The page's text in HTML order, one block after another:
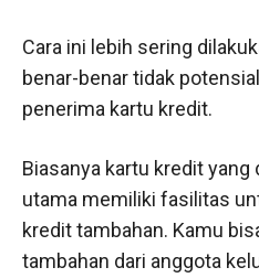
Cara ini lebih sering
benar-benar tidak
penerima kartu kredit.
Biasanya kartu kredit
utama memiliki fasilitas
kredit tambahan. Kamu
tambahan dari anggota